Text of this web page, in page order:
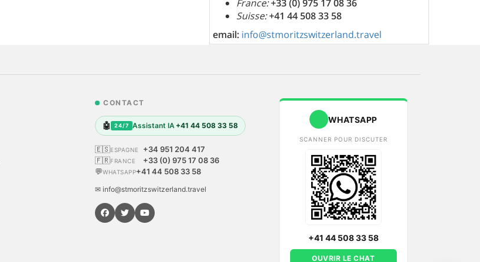
France:+33 (0) 975 17 08 36
Suisse:+41 44 508 33 58
email: info@stmoritzswitzerland.travel
CONTACT
🤖 24/7 Assistant IA +41 44 508 33 58
🇪🇸ESPAGNE
+34 951 204 417
🇫🇷FRANCE
+33 (0) 975 17 08 36
💬WHATSAPP+41 44 508 33 58
✉ info@stmoritzswitzerland.travel
WHATSAPP
SCANNER POUR DISCUTER
+41 44 508 33 58
OUVRIR LE CHAT